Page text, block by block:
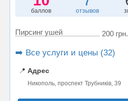
баллов отзывов
Пирсинг ушей 200
➡️ Все услуги и цены (32)
📍 Адрес
Никополь, проспект Трубників, 39